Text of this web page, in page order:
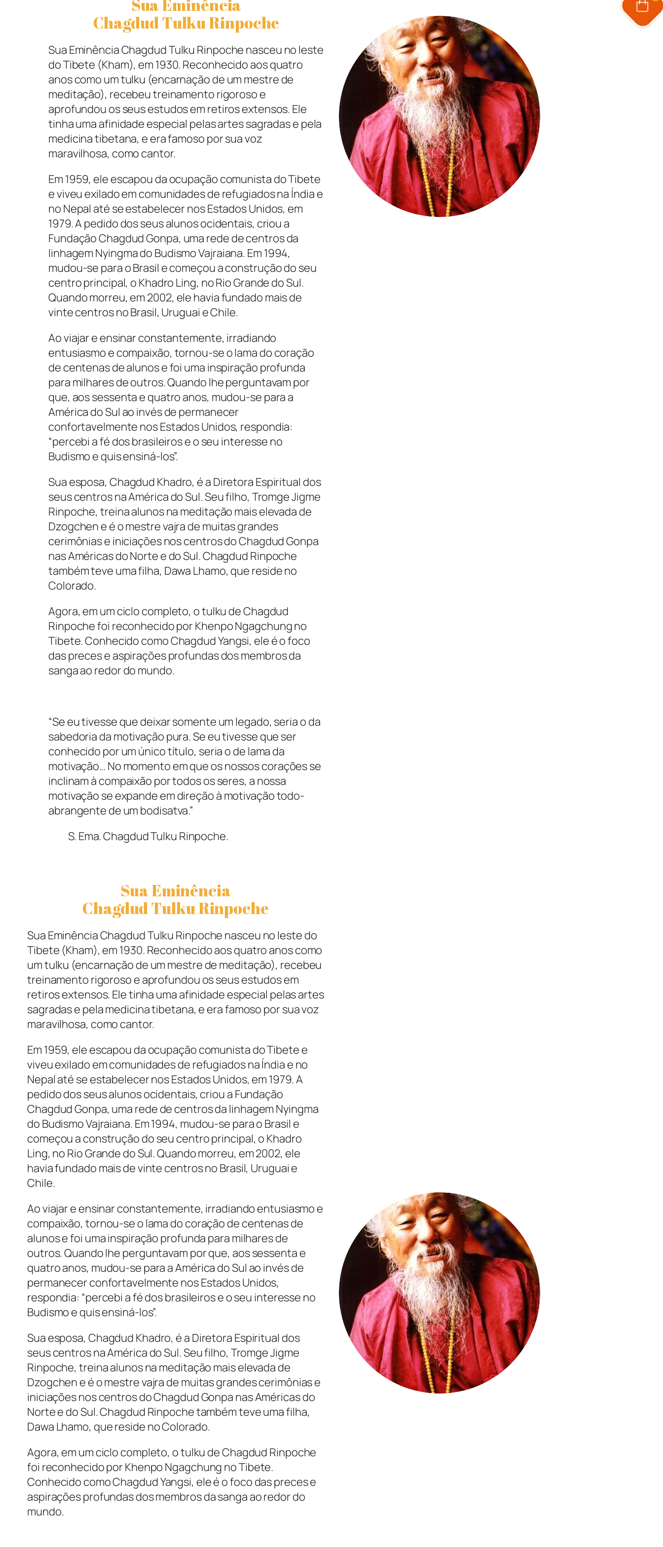
Sua Eminência
Chagdud Tulku Rinpoche
Sua Eminência Chagdud Tulku Rinpoche nasceu no leste
do Tibete (Kham), em 1930. Reconhecido aos quatro
anos como um tulku (encarnação de um mestre de
meditação), recebeu treinamento rigoroso e
aprofundou os seus estudos em retiros extensos. Ele
tinha uma afinidade especial pelas artes sagradas e pela
medicina tibetana, e era famoso por sua voz
maravilhosa, como cantor.
Em 1959, ele escapou da ocupação comunista do Tibete
e viveu exilado em comunidades de refugiados na Índia e
no Nepal até se estabelecer nos Estados Unidos, em
1979. A pedido dos seus alunos ocidentais, criou a
Fundação Chagdud Gonpa, uma rede de centros da
linhagem Nyingma do Budismo Vajraiana. Em 1994,
mudou-se para o Brasil e começou a construção do seu
centro principal, o Khadro Ling, no Rio Grande do Sul.
Quando morreu, em 2002, ele havia fundado mais de
vinte centros no Brasil, Uruguai e Chile.
Ao viajar e ensinar constantemente, irradiando
entusiasmo e compaixão, tornou-se o lama do coração
de centenas de alunos e foi uma inspiração profunda
para milhares de outros. Quando lhe perguntavam por
que, aos sessenta e quatro anos, mudou-se para a
América do Sul ao invés de permanecer
confortavelmente nos Estados Unidos, respondia:
“percebi a fé dos brasileiros e o seu interesse no
Budismo e quis ensiná-los”.
Sua esposa, Chagdud Khadro, é a Diretora Espiritual dos
seus centros na América do Sul. Seu filho, Tromge Jigme
Rinpoche, treina alunos na meditação mais elevada de
Dzogchen e é o mestre vajra de muitas grandes
cerimônias e iniciações nos centros do Chagdud Gonpa
nas Américas do Norte e do Sul. Chagdud Rinpoche
também teve uma filha, Dawa Lhamo, que reside no
Colorado.
Agora, em um ciclo completo, o tulku de Chagdud
Rinpoche foi reconhecido por Khenpo Ngagchung no
Tibete. Conhecido como Chagdud Yangsi, ele é o foco
das preces e aspirações profundas dos membros da
sanga ao redor do mundo.
“Se eu tivesse que deixar somente um legado, seria o da
sabedoria da motivação pura. Se eu tivesse que ser
conhecido por um único título, seria o de lama da
motivação… No momento em que os nossos corações se
inclinam à compaixão por todos os seres, a nossa
motivação se expande em direção à motivação todo-
abrangente de um bodisatva.”
S. Ema. Chagdud Tulku Rinpoche.
Sua Eminência
Chagdud Tulku Rinpoche
Sua Eminência Chagdud Tulku Rinpoche nasceu no leste do
Tibete (Kham), em 1930. Reconhecido aos quatro anos como
um tulku (encarnação de um mestre de meditação), recebeu
treinamento rigoroso e aprofundou os seus estudos em
retiros extensos. Ele tinha uma afinidade especial pelas artes
sagradas e pela medicina tibetana, e era famoso por sua voz
maravilhosa, como cantor.
Em 1959, ele escapou da ocupação comunista do Tibete e
viveu exilado em comunidades de refugiados na Índia e no
Nepal até se estabelecer nos Estados Unidos, em 1979. A
pedido dos seus alunos ocidentais, criou a Fundação
Chagdud Gonpa, uma rede de centros da linhagem Nyingma
do Budismo Vajraiana. Em 1994, mudou-se para o Brasil e
começou a construção do seu centro principal, o Khadro
Ling, no Rio Grande do Sul. Quando morreu, em 2002, ele
havia fundado mais de vinte centros no Brasil, Uruguai e
Chile.
Ao viajar e ensinar constantemente, irradiando entusiasmo e
compaixão, tornou-se o lama do coração de centenas de
alunos e foi uma inspiração profunda para milhares de
outros. Quando lhe perguntavam por que, aos sessenta e
quatro anos, mudou-se para a América do Sul ao invés de
permanecer confortavelmente nos Estados Unidos,
respondia: “percebi a fé dos brasileiros e o seu interesse no
Budismo e quis ensiná-los”.
Sua esposa, Chagdud Khadro, é a Diretora Espiritual dos
seus centros na América do Sul. Seu filho, Tromge Jigme
Rinpoche, treina alunos na meditação mais elevada de
Dzogchen e é o mestre vajra de muitas grandes cerimônias e
iniciações nos centros do Chagdud Gonpa nas Américas do
Norte e do Sul. Chagdud Rinpoche também teve uma filha,
Dawa Lhamo, que reside no Colorado.
Agora, em um ciclo completo, o tulku de Chagdud Rinpoche
foi reconhecido por Khenpo Ngagchung no Tibete.
Conhecido como Chagdud Yangsi, ele é o foco das preces e
aspirações profundas dos membros da sanga ao redor do
mundo.